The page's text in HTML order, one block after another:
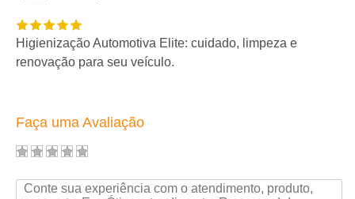
Higienização Automotiva Elite: cuidado, limpeza e
renovação para seu veículo.
Faça uma Avaliação